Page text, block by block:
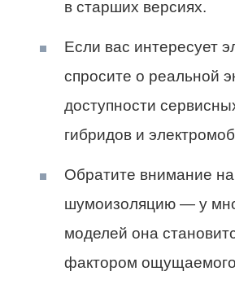
в старших версиях.
Если вас интересует
спросите о реальной
доступности
гибридов и
Обратите внимание на
шумоизоляцию — у
моделей она
фактором ощущаемого